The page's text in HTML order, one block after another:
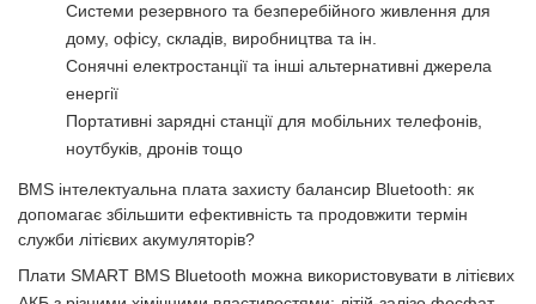
Системи резервного та безперебійного живлення для
дому, офісу, складів, виробництва та ін.
Сонячні електростанції та інші альтернативні джерела
енергії
Портативні зарядні станції для мобільних телефонів,
ноутбуків, дронів тощо
BMS інтелектуальна плата захисту балансир Bluetooth: як
допомагає збільшити ефективність та продовжити термін
служби літієвих акумуляторів?
Плати SMART BMS Bluetooth можна використовувати в літієвих